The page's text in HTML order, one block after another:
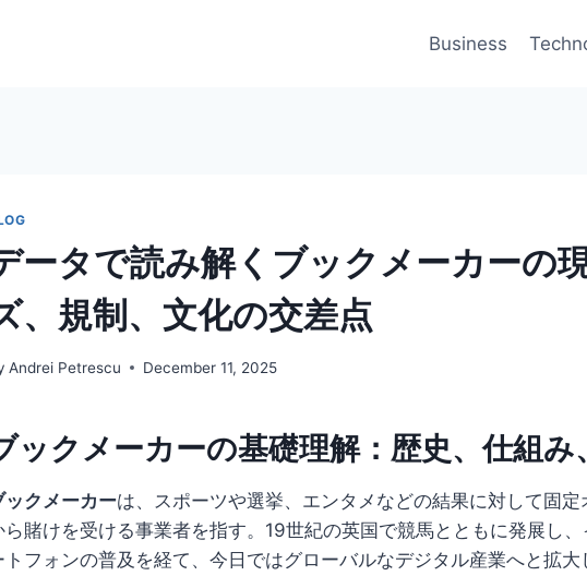
Business
ータで読み解くブックメーカーの
、規制、文化の交差点
Andrei Petrescu December 11, 2025
ックメーカーの基礎理解：歴史、仕組み
ックメーカーは、スポーツや選挙、エンタメなどの結果に対して固
ら賭けを受ける事業者を指す。19世紀の英国で競馬とともに発展し
トフォンの普及を経て、今日ではグローバルなデジタル産業へと拡